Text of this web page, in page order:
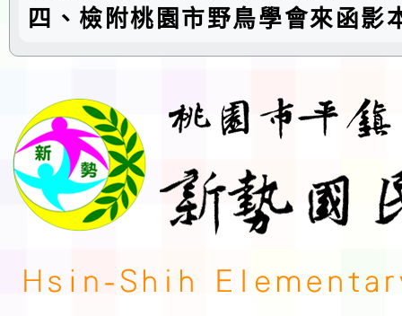
四、檢附桃園市野鳥學會來函影